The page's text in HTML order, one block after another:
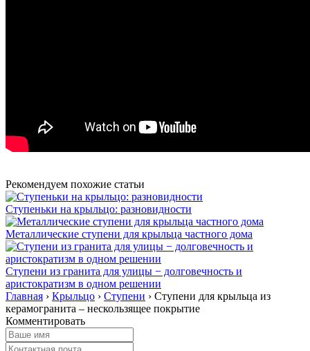
Рекомендуем похожие статьи
Ступеньки на крыльцо: разновидности
Металлические ступени для крыльца частного дома
Ступени из гранита для улицы − долговечность и
аристократизм в одном решении
Главная › Крыльцо › Ступени › Ступени для крыльца из
керамогранита – нескользящее покрытие
Комментировать